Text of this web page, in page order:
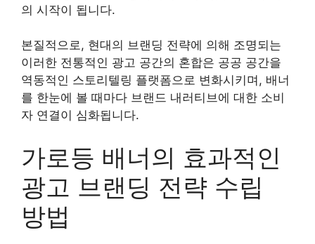
의 시작이 됩니다.
본질적으로, 현대의 브랜딩 전략에 의해 조명되는
이러한 전통적인 광고 공간의 혼합은 공공 공간을
역동적인 스토리텔링 플랫폼으로 변화시키며, 배너
를 한눈에 볼 때마다 브랜드 내러티브에 대한 소비
자 연결이 심화됩니다.
가로등 배너의 효과적인
광고 브랜딩 전략 수립
방법